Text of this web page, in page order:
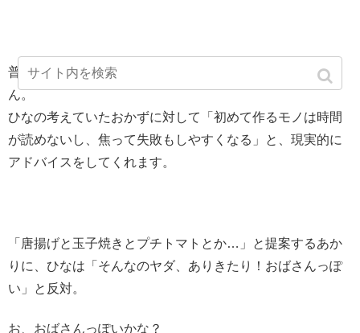
普段、家族のご飯を作って料理が上手なあかりお姉ちゃ
ん。
ひなの考えていたおかずに対して「初めて作るモノは時間
が読めないし、焦って失敗もしやすくなる」と、現実的に
アドバイスをしてくれます。
「唐揚げと玉子焼きとプチトマトとか…」と提案するあか
りに、ひなは「そんなのヤダ、ありきたり！おばさんっぽ
い」と反対。
お、おばさんっぽいかな？